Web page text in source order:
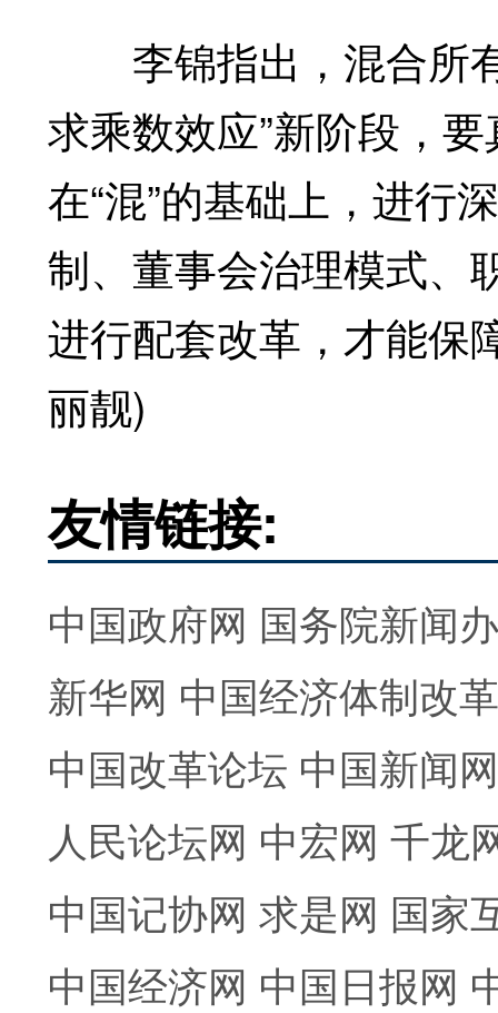
李锦指出，混合所有
求乘数效应”新阶段，
在“混”的基础上，进行
制、董事会治理模式、
进行配套改革，才能保
丽靓)
友情链接:
中国政府网 国务院新闻
新华网 中国经济体制改
中国改革论坛 中国新闻网
人民论坛网 中宏网 千龙
中国记协网 求是网 国家
中国经济网 中国日报网